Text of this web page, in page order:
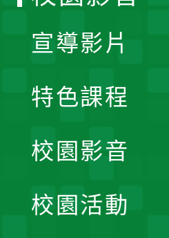
宣導影片
特色課程
校園影音
校園活動